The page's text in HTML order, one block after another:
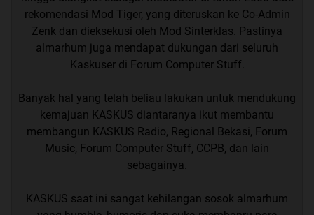
rekomendasi Mod Tiger, yang diteruskan ke Co-Admin
Zenk dan dieksekusi oleh Mod Sinterklas. Pastinya
almarhum juga mendapat dukungan dari seluruh
Kaskuser di Forum Computer Stuff.
Banyak hal yang telah beliau lakukan untuk mendukung
kemajuan KASKUS diantaranya ikut membantu
membangun KASKUS Radio, Regional Bekasi, Forum
Music, Forum Computer Stuff, CCPB, dan lain
sebagainya.
KASKUS saat ini sangat kehilangan sosok almarhum